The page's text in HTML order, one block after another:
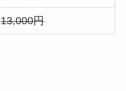
13,000円